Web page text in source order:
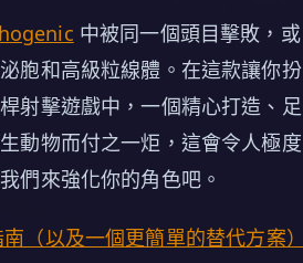
中被同一個頭目擊敗，或
胞和高級粒線體。在這款讓你扮
射擊遊戲中，一個精心打造、足
動物而付之一炬，這會令人極度
們來強化你的角色吧。
（以及一個更簡單的替代方案）